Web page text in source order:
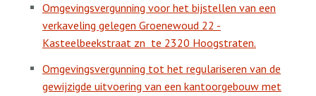
Omgevingsvergunning voor het bijstellen van een
verkaveling gelegen Groenewoud 22 -
Kasteelbeekstraat zn te 2320 Hoogstraten.
Omgevingsvergunning tot het regulariseren van de
gewijzigde uitvoering van een kantoorgebouw met